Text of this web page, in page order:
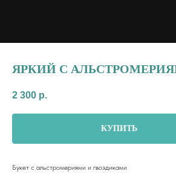
ЯРКИЙ С
2 300 р.
КУПИТЬ
Букет с альстромериями и гвоздиками